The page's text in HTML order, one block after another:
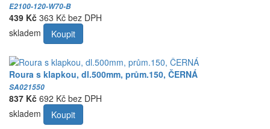
E2100-120-W70-B
439 Kč 363 Kč bez DPH
skladem
Koupit
Roura s klapkou, dl.500mm, prům.150, ČERNÁ
SA021550
837 Kč 692 Kč bez DPH
skladem
Koupit